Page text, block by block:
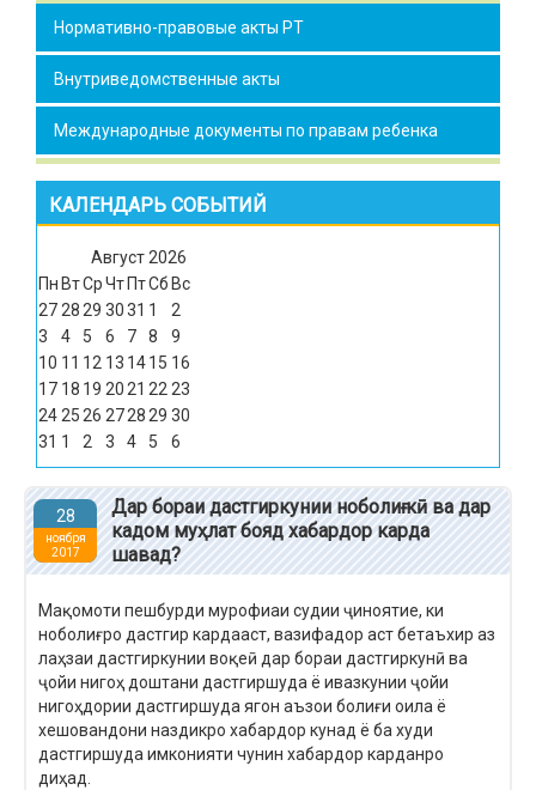
Нормативно-правовые акты РТ
Внутриведомственные акты
Международные документы по правам ребенка
КАЛЕНДАРЬ СОБЫТИЙ
Август2026
Пн ВтСрЧт ПтСб Вс
272829 3031 1
2
3
4 5 6 7 8
9
10 11 12 13 1415 16
17 18 19 2021 2223
242526 272829 30
31 1 2 3 4 5 6
28
ноября
2017
Дар бораи дастгиркунии ноболиғ кӣ ва дар
кадом муҳлат бояд хабардор карда
шавад?
Мақомоти пешбурди мурофиаи судии ҷиноятие, ки
ноболиғро дастгир кардааст, вазифадор аст бетаъхир аз
лаҳзаи дастгиркунии воқеӣ дар бораи дастгиркунӣ ва
ҷойи нигоҳ доштани дастгиршуда ё ивазкунии ҷойи
нигоҳдории дастгиршуда ягон аъзои болиғи оила ё
хешовандони наздикро хабардор кунад ё ба худи
дастгиршуда имконияти чунин хабардор карданро
диҳад.